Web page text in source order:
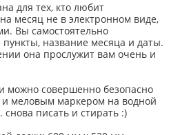
для тех, кто любит
месяц не в электронном виде,
Вы самостоятельно
название месяца и даты.
она прослужит вам очень и
можно совершенно безопасно
меловым маркером на водной
снова писать и стирать :)